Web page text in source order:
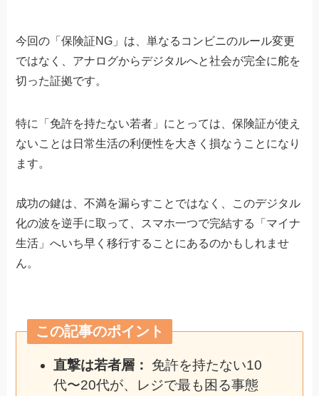
今回の「保険証NG」は、単なるコンビニのルール変更
ではなく、アナログからデジタルへと社会が完全に舵を
切った証拠です。
特に「免許を持たない若者」にとっては、保険証が使え
ないことは日常生活の利便性を大きく損なうことになり
ます。
成功の鍵は、不満を漏らすことではなく、このデジタル
化の波を逆手に取って、スマホ一つで完結する「マイナ
生活」へいち早く移行することにあるのかもしれませ
ん。
この記事のポイント
直撃は若者層：
免許を持たない10
代〜20代が、レジで最も困る事態